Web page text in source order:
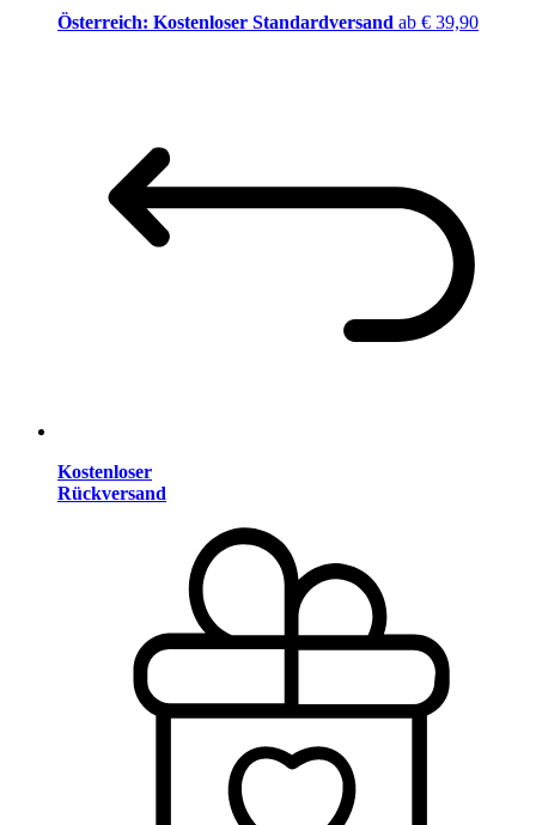
Österreich: Kostenloser Standardversand ab € 39,90
Kostenloser
Rückversand